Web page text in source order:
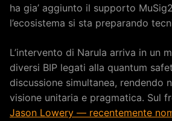
ha gia’ aggiunto il supporto
l’ecosistema si sta preparando
L’intervento di Narula arriva in un
diversi BIP legati alla quantum
discussione simultanea, rendendo
visione unitaria e pragmatica. Sul
Jason Lowery — recentemente